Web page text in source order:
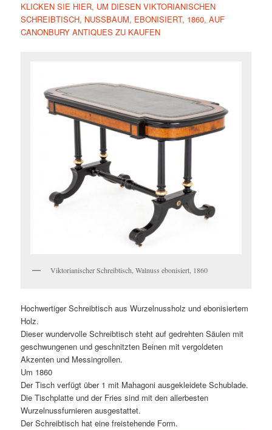
KLICKEN SIE HIER, UM DIESEN VIKTORIANISCHEN
SCHREIBTISCH, NUSSBAUM, EBONISIERT, 1860, AUF
CANONBURY ANTIQUES ZU KAUFEN
Viktorianischer Schreibtisch, Walnuss ebonisiert, 1860
Hochwertiger Schreibtisch aus Wurzelnussholz und ebonisiertem
Holz.
Dieser wundervolle Schreibtisch steht auf gedrehten Säulen mit
geschwungenen und geschnitzten Beinen mit vergoldeten
Akzenten und Messingrollen.
Um 1860
Der Tisch verfügt über 1 mit Mahagoni ausgekleidete Schublade.
Die Tischplatte und der Fries sind mit den allerbesten
Wurzelnussfurnieren ausgestattet.
Der Schreibtisch hat eine freistehende Form.